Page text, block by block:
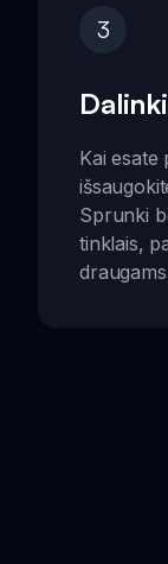
3
Kai esate
Sprunki
tinklais,